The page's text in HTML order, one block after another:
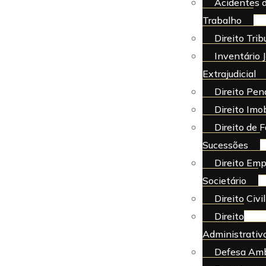
Acidentes
Trabalho
Direito
Inventário
Extrajudicial
Direito
Direito
Direito de
Sucessões
Direito
Societário
Direito Civil
Direito
Defesa